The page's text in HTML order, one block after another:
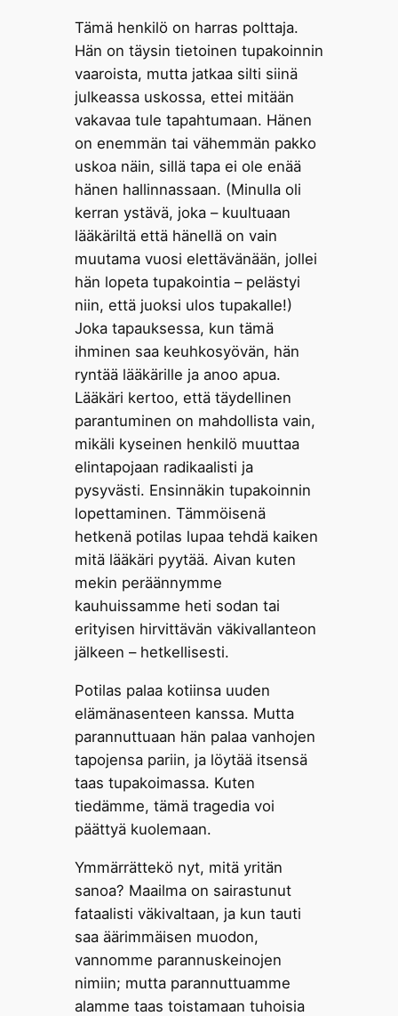
Tämä henkilö on harras polttaja.
Hän on täysin tietoinen tupakoinnin
vaaroista, mutta jatkaa silti siinä
julkeassa uskossa, ettei mitään
vakavaa tule tapahtumaan. Hänen
on enemmän tai vähemmän pakko
uskoa näin, sillä tapa ei ole enää
hänen hallinnassaan. (Minulla oli
kerran ystävä, joka – kuultuaan
lääkäriltä että hänellä on vain
muutama vuosi elettävänään, jollei
hän lopeta tupakointia – pelästyi
niin, että juoksi ulos tupakalle!)
Joka tapauksessa, kun tämä
ihminen saa keuhkosyövän, hän
ryntää lääkärille ja anoo apua.
Lääkäri kertoo, että täydellinen
parantuminen on mahdollista vain,
mikäli kyseinen henkilö muuttaa
elintapojaan radikaalisti ja
pysyvästi. Ensinnäkin tupakoinnin
lopettaminen. Tämmöisenä
hetkenä potilas lupaa tehdä kaiken
mitä lääkäri pyytää. Aivan kuten
mekin peräännymme
kauhuissamme heti sodan tai
erityisen hirvittävän väkivallanteon
jälkeen – hetkellisesti.
Potilas palaa kotiinsa uuden
elämänasenteen kanssa. Mutta
parannuttuaan hän palaa vanhojen
tapojensa pariin, ja löytää itsensä
taas tupakoimassa. Kuten
tiedämme, tämä tragedia voi
päättyä kuolemaan.
Ymmärrättekö nyt, mitä yritän
sanoa? Maailma on sairastunut
fataalisti väkivaltaan, ja kun tauti
saa äärimmäisen muodon,
vannomme parannuskeinojen
nimiin; mutta parannuttuamme
alamme taas toistamaan tuhoisia